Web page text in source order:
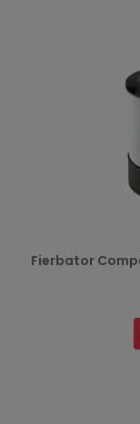
Fierbator